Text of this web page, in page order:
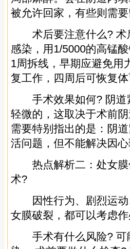
被允许回家，有些则需要
术后要注意什么? 术
感染，用1/5000的高锰
1周拆线，早期应避免用
复工作，四周后可恢复
手术效果如何? 阴道
轻微的，这取决于术前
需要特别指出的是：阴
活问题，但不能解决因
热点解析二：处女膜
术?
因性行为、剧烈运动
女膜破裂，都可以考虑作
手术有什么风险? 可